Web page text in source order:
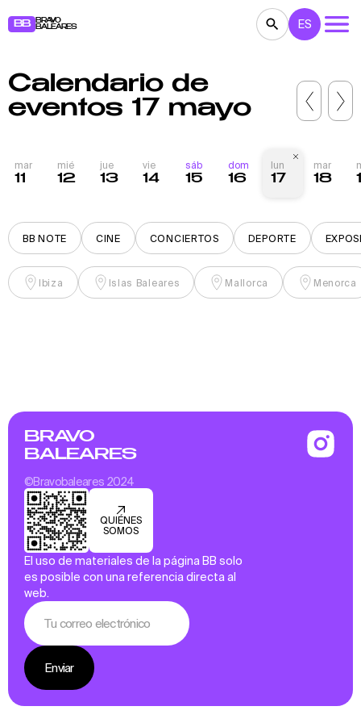
BB
BRAVO
BALEARES
CONCIERTOS TEATRO
EXPOSICIONES FESTIVALES DEPORTE
PARA NIÑOS BB NOTE
ES
Calendario de
eventos 17 mayo
mar
11
mié
12
jue
13
vie
14
sáb
15
dom
16
lun
17
mar
18
BB NOTE CINE CONCIERTOS DEPORTE
Ibiza Islas Baleares Mallorca Menorca
BRAVO
BALEARES
©Bravobaleares 2024
QUIÉNES
SOMOS
El uso de materiales de la página BB solo
es posible con una referencia directa al
web.